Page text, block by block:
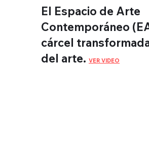
El Espacio de Arte
Contemporáneo
cárcel
del arte. VER VIDEO